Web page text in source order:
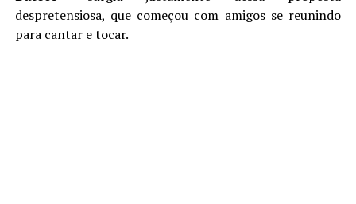
despretensiosa, que começou com amigos se reunindo
para cantar e tocar.